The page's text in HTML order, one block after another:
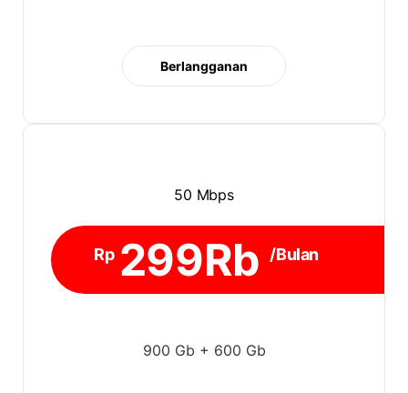
Berlangganan
50 Mbps
Rp 299Rb /Bulan
900 Gb + 600 Gb